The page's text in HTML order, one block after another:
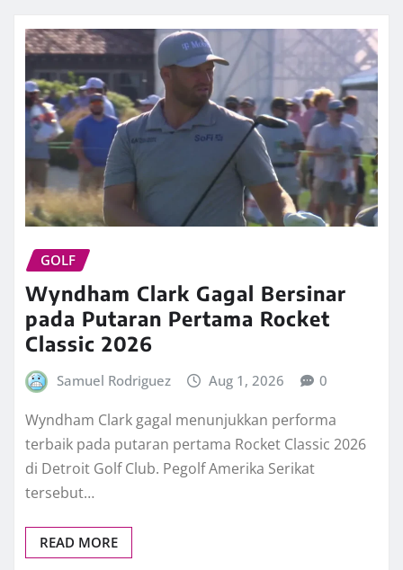
GOLF
Wyndham Clark Gagal Bersinar
pada Putaran Pertama Rocket
Classic 2026
Samuel Rodriguez Aug 1, 2026 0
Wyndham Clark gagal menunjukkan performa
terbaik pada putaran pertama Rocket Classic 2026
di Detroit Golf Club. Pegolf Amerika Serikat
tersebut…
READ MORE